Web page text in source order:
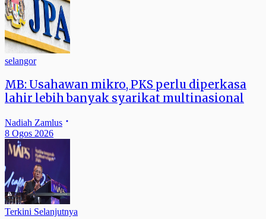
selangor
MB: Usahawan mikro, PKS perlu diperkasa
lahir lebih banyak syarikat multinasional
Nadiah Zamlus
8 Ogos 2026
Terkini Selanjutnya